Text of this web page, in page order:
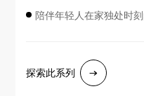
陪伴年轻人在家独处时
探索此系列